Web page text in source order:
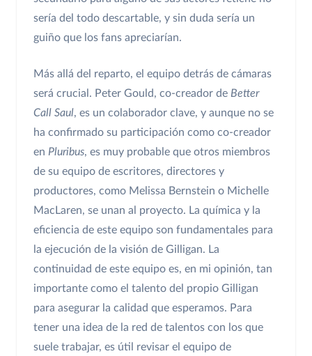
sería del todo descartable, y sin duda sería un
guiño que los fans apreciarían.
Más allá del reparto, el equipo detrás de cámaras
será crucial. Peter Gould, co-creador de Better
Call Saul, es un colaborador clave, y aunque no se
ha confirmado su participación como co-creador
en Pluribus, es muy probable que otros miembros
de su equipo de escritores, directores y
productores, como Melissa Bernstein o Michelle
MacLaren, se unan al proyecto. La química y la
eficiencia de este equipo son fundamentales para
la ejecución de la visión de Gilligan. La
continuidad de este equipo es, en mi opinión, tan
importante como el talento del propio Gilligan
para asegurar la calidad que esperamos. Para
tener una idea de la red de talentos con los que
suele trabajar, es útil revisar el equipo de